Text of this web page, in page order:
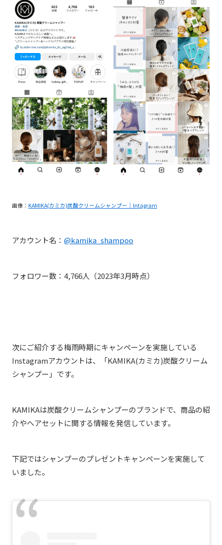
画像： KAMIKA(カミカ)炭酸クリームシャンプー｜Intagram
アカウント名： @kamika_shampoo
フォロワー数：4,766人（2023年3月時点）
次にご紹介する梅雨時期にキャンペーンを実施している
Instagramアカウントは、「KAMIKA(カミカ)炭酸クリーム
シャンプー」です。
KAMIKAは炭酸クリームシャンプーのブランドで、商品の紹
介やヘアセットに関する情報を発信しています。
下記ではシャンプーのプレゼントキャンペーンを実施して
いました。